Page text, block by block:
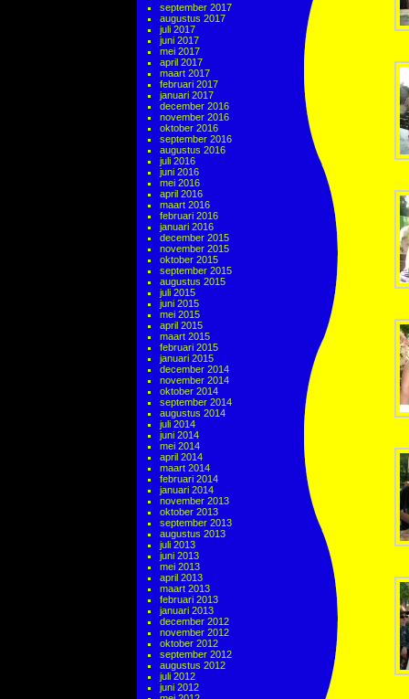
september 2017
augustus 2017
juli 2017
juni 2017
mei 2017
april 2017
maart 2017
februari 2017
januari 2017
december 2016
november 2016
oktober 2016
september 2016
augustus 2016
juli 2016
juni 2016
mei 2016
april 2016
maart 2016
februari 2016
januari 2016
december 2015
november 2015
oktober 2015
september 2015
augustus 2015
juli 2015
juni 2015
mei 2015
april 2015
maart 2015
februari 2015
januari 2015
december 2014
november 2014
oktober 2014
september 2014
augustus 2014
juli 2014
juni 2014
mei 2014
april 2014
maart 2014
februari 2014
januari 2014
november 2013
oktober 2013
september 2013
augustus 2013
juli 2013
juni 2013
mei 2013
april 2013
maart 2013
februari 2013
januari 2013
december 2012
november 2012
oktober 2012
september 2012
augustus 2012
juli 2012
juni 2012